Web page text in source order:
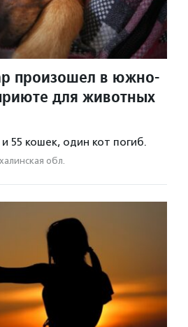
произошел в южно-
для животных
55 кошек, один кот погиб.
обл.